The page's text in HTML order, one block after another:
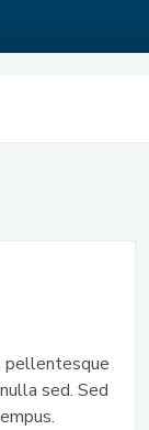
pellentesque
sed. Sed